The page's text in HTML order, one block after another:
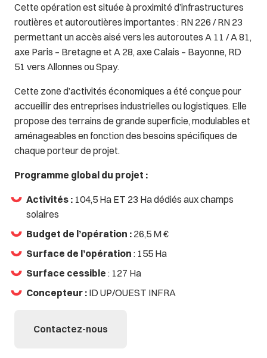
Cette opération est située à proximité d’infrastructures
routières et autoroutières importantes : RN 226 / RN 23
permettant un accès aisé vers les autoroutes A 11 / A 81,
axe Paris – Bretagne et A 28, axe Calais – Bayonne, RD
51 vers Allonnes ou Spay.
Cette zone d’activités économiques a été conçue pour
accueillir des entreprises industrielles ou logistiques. Elle
propose des terrains de grande superficie, modulables et
aménageables en fonction des besoins spécifiques de
chaque porteur de projet.
Programme global du projet :
Activités : 104,5 Ha ET 23 Ha dédiés aux champs
solaires
Budget de l’opération : 26,5 M €
Surface de l’opération : 155 Ha
Surface cessible : 127 Ha
Concepteur : ID UP/OUEST INFRA
Contactez-nous